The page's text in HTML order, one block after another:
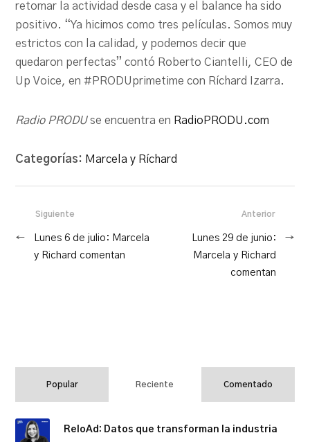
retomar la actividad desde casa y el balance ha sido
positivo. “Ya hicimos como tres películas. Somos muy
estrictos con la calidad, y podemos decir que
quedaron perfectas” contó Roberto Ciantelli, CEO de
Up Voice, en #PRODUprimetime con Ríchard Izarra.
Radio PRODUse encuentra en RadioPRODU.com
Categorías: Marcela y Ríchard
Anterior
Lunes 29 de junio:
Marcela y Richard
comentan
→
Siguiente
←
Lunes 6 de julio: Marcela
y Richard comentan
Popular Reciente Comentado
ReloAd: Datos que transforman la industria